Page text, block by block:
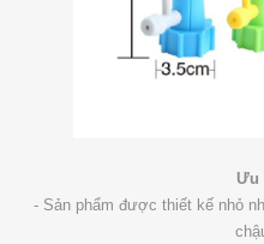
Ưu
- Sản phẩm được thiết kế nhỏ